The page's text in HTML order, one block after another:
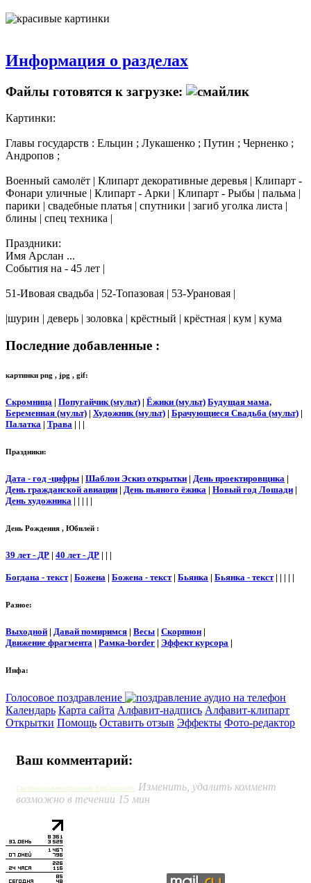
Информация о разделах
Файлы готовятся к загрузке:
Картинки:
Главы государств : Ельцин ; Лукашенко ; Путин ; Черненко ;
Андропов ;
Военный самолёт | Клипарт декоративные деревья | Клипарт -
Фонари уличные | Клипарт - Арки | Клипарт - Рыбы | пальма |
парики | свадебные платья | спутники | загиб уголка листа |
блины | спец техника |
Праздники:
Имя Арслан ...
События на - 45 лет |
51-Ивовая свадьба | 52-Топазовая | 53-Урановая |
|шурин | деверь | золовка | крёстный | крёстная | кум | кума
Последние добавленные :
картинки png , jpg , gif:
Скромница | Попугайчик (мульт) | Ёжики (мульт) Будущая мама,
Беременная (мульт) | Художник (мульт) | Брачующиеся Свадьба (мульт) |
Палатка | Трава | | |
Праздники:
Дата - год -цифры | Шаблон Эскиз открытки | День проектировщика |
День гражданской авиации | День пьяного ёжика | Новый год Лошади |
День художника | | | | |
День Рождения , Юбилей :
39 лет - ДР | 40 лет - ДР | | |
Богдана - текст| Божена | Божена - текст| Бьянка | Бьянка - текст| | | | |
Разное:
Выходной | Давай помиримся | Весы | Скорпион |
Движение фрагмента | Рамка-border | Эффект курсора |
Инфа:
Голосовое поздравление
Календарь Карта сайта Алфавит-надпись Алфавит-клипарт
Открытки Помощь Оставить отзыв Эффекты Фото-редактор
Ваш комментарий:
Система комментирования SigComments Изменить, удалить коммент
возможно в течении 15 мин